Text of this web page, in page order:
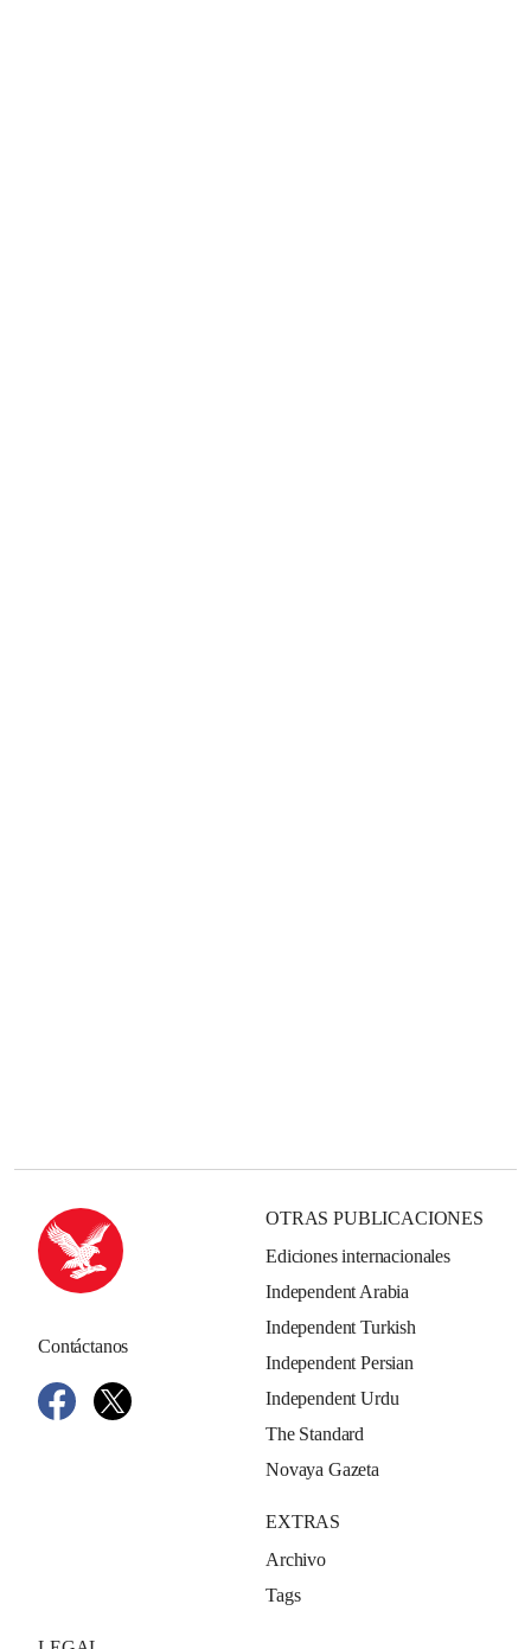
Contáctanos
OTRAS PUBLICACIONES
Ediciones internacionales
Independent Arabia
Independent Turkish
Independent Persian
Independent Urdu
The Standard
Novaya Gazeta
EXTRAS
Archivo
Tags